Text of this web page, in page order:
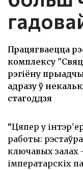
Працягваецца
комплексу
рэгіёну
адразу ў
стагоддзя
“Цяпер у
работы:
ключавых залах
імператарскіх